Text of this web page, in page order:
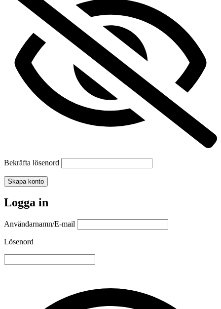
Bekräfta lösenord
Skapa konto
Logga in
Användarnamn/E-mail
Lösenord